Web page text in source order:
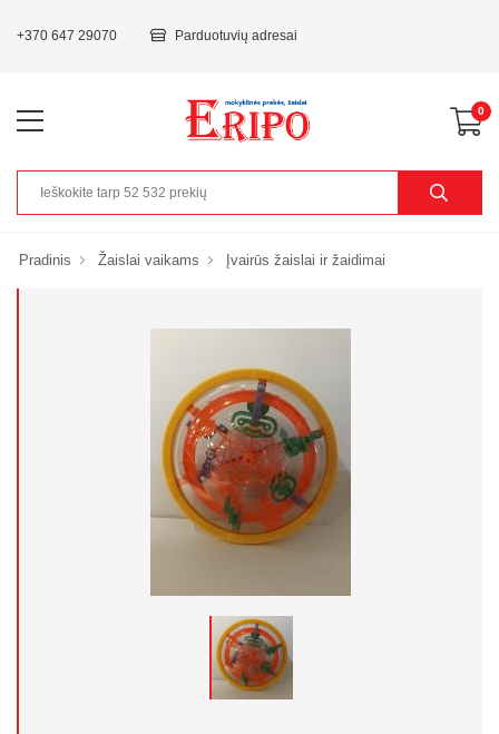
+370 647 29070 Parduotuvių adresai
0
Pradinis Žaislai vaikams Įvairūs žaislai ir žaidimai